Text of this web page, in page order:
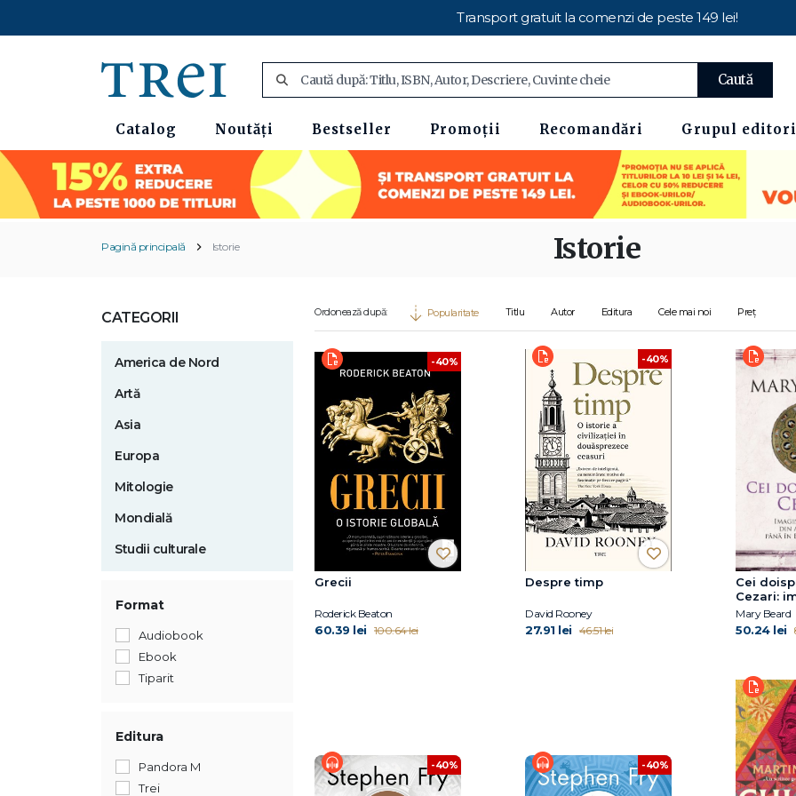
Transport gratuit la comenzi de peste 149 lei!
Caută
Catalog Noutăți Bestseller Promoții Recomandări Grupul
Pagină principală Istorie Istorie
CATEGORII
America de Nord
Artă
Asia
Europa
Mitologie
Mondială
Studii culturale
Format
Audiobook
Ebook
Tiparit
Editura
Pandora M
Trei
Ordonează după: Popularitate Titlu Autor Editura Cele mai noi Preț
-40%
Grecii
Roderick Beaton
60.39 lei 100.64 lei
-40%
Despre timp
David Rooney
27.91 lei 46.51 lei
Cei
Cezari:
puterii
până în
Modernă
Mary Beard
50.24 lei
-40% -40%